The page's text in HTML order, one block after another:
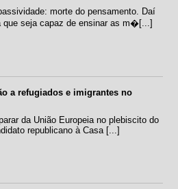
morte do pensamento. Daí
que seja capaz de ensinar as m�[...]
a refugiados e imigrantes no
da União Europeia no plebiscito do
republicano à Casa [...]